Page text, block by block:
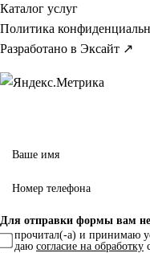
Каталог услуг
Политика
Разработано в Эксайт ↗
Для отправки формы вам
прочитал(-а) и принимаю
даю согласие на обработку